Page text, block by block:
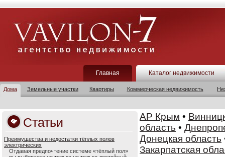
Главная Каталог недвижимости
Дома Земельные участки Квартиры Коммерческая недвижимость
Статьи
Преимущества и недостатки тёплых полов
электрических
Отдавая предпочтение системе «тёплый пол»
АР Крым •
область •
Донецкая область
Закарпатская